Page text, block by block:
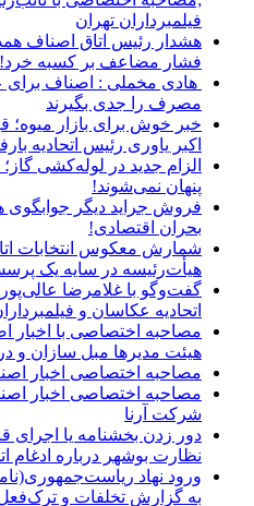
فیلمبرداران تهران
هشدار رئیس اتاق اصناف
فشار مضاعف بر کسبه خرد!
هادی مخملی : اصناف برای
مصرف را جدی بگیرند
اکبر یاوری رئیس اتحادیه
الزام جدید در لوله‌کشی
پنهان نمی‌شوند!
فروش جراید دیگر جوابگوی
بحران اقتصادی!
شمارش معکوس انتخابات
هیأت‌رئیسه در سایه یک
گفت‌وگو با غلامرضا
اتحادیه عکاسان و فیلمبرداران تهران |
مصاحبه اختصاصی با
هیئت مدیرها مبل سازان و
مصاحبه اختصاصی اخبار
مصاحبه اختصاصی اخبار
شرکت آرنا
دور زدن بخشنامه یا اجرای
نظارت بوشهر درباره ادغام
ورود نهاد
به گزارش تخلفات و